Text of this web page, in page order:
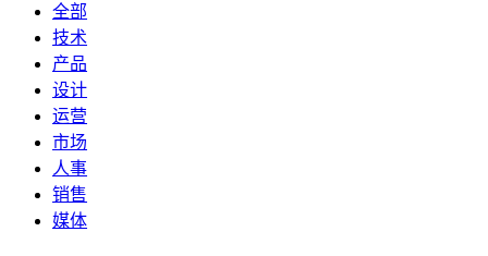
全部
技术
产品
设计
运营
市场
人事
销售
媒体